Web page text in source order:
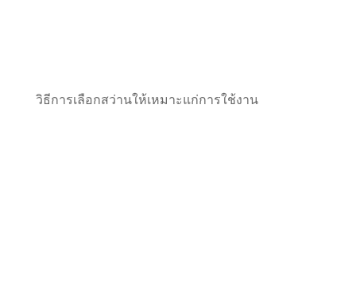
วิธีการเลือกสว่านให้เหมาะแก่การใช้งาน